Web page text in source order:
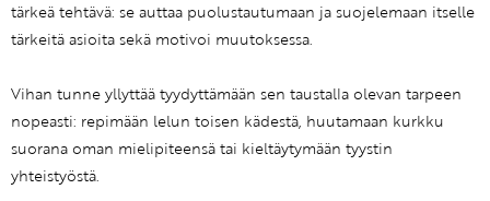
tärkeä tehtävä: se auttaa puolustautumaan ja suojelemaan itselle
tärkeitä asioita sekä motivoi muutoksessa.
Vihan tunne yllyttää tyydyttämään sen taustalla olevan tarpeen
nopeasti: repimään lelun toisen kädestä, huutamaan kurkku
suorana oman mielipiteensä tai kieltäytymään tyystin
yhteistyöstä.